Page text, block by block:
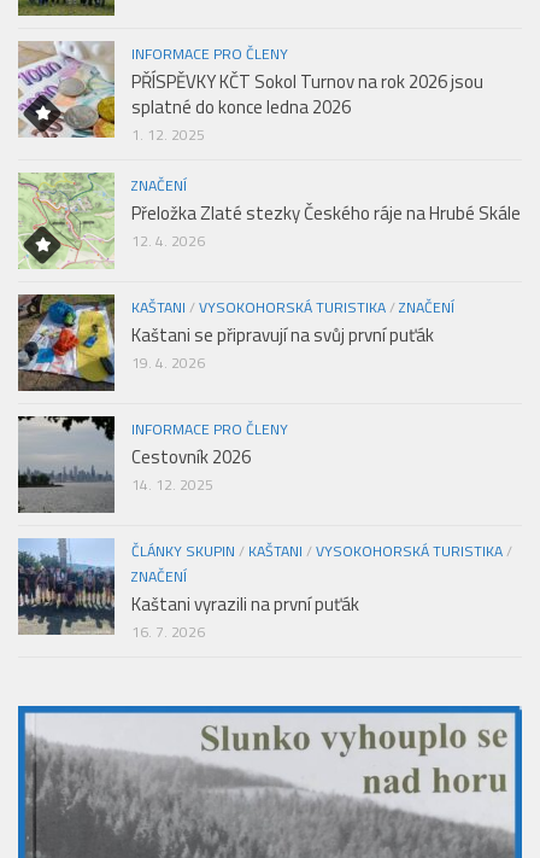
INFORMACE PRO ČLENY
PŘÍSPĚVKY KČT Sokol Turnov na rok 2026 jsou
splatné do konce ledna 2026
1. 12. 2025
ZNAČENÍ
Přeložka Zlaté stezky Českého ráje na Hrubé Skále
12. 4. 2026
KAŠTANI /VYSOKOHORSKÁ TURISTIKA/ZNAČENÍ
Kaštani se připravují na svůj první puťák
19. 4. 2026
INFORMACE PRO ČLENY
Cestovník 2026
14. 12. 2025
ČLÁNKY SKUPIN / KAŠTANI /VYSOKOHORSKÁ TURISTIKA/
ZNAČENÍ
Kaštani vyrazili na první puťák
16. 7. 2026